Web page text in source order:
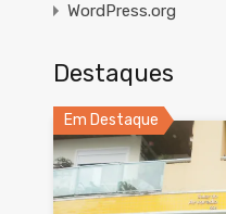
WordPress.org
Destaques
Em Destaque